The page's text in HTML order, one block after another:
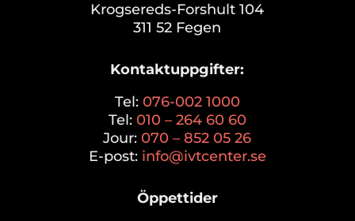
Krogsereds-Forshult 104
311 52 Fegen
Kontaktuppgifter:
Tel: 076-002 1000
Tel: 010 – 264 60 60
Jour:070 – 852 05 26
E-post: info@ivtcenter.se
Öppettider